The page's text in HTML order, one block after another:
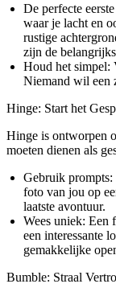
De perfecte
waar je lacht en
rustige
zijn de
Houd het simpel:
Niemand wil een
Hinge: Start het
Hinge is ontworpen
moeten dienen als
Gebruik prompts:
foto van jou op
laatste avontuur.
Wees uniek: Een
een interessante
gemakkelijke
Bumble: Straal